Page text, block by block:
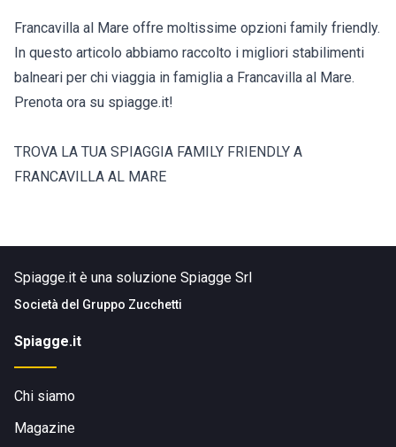
Francavilla al Mare offre moltissime opzioni family friendly.
In questo articolo abbiamo raccolto i migliori stabilimenti
balneari per chi viaggia in famiglia a Francavilla al Mare.
Prenota ora su spiagge.it!
TROVA LA TUA SPIAGGIA FAMILY FRIENDLY A
FRANCAVILLA AL MARE
Spiagge.it è una soluzione Spiagge Srl
Società del Gruppo Zucchetti
Spiagge.it
Chi siamo
Magazine